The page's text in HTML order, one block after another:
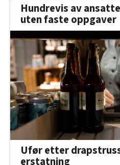
Hundrevis av
uten faste oppgaver
Ufør etter
erstatning